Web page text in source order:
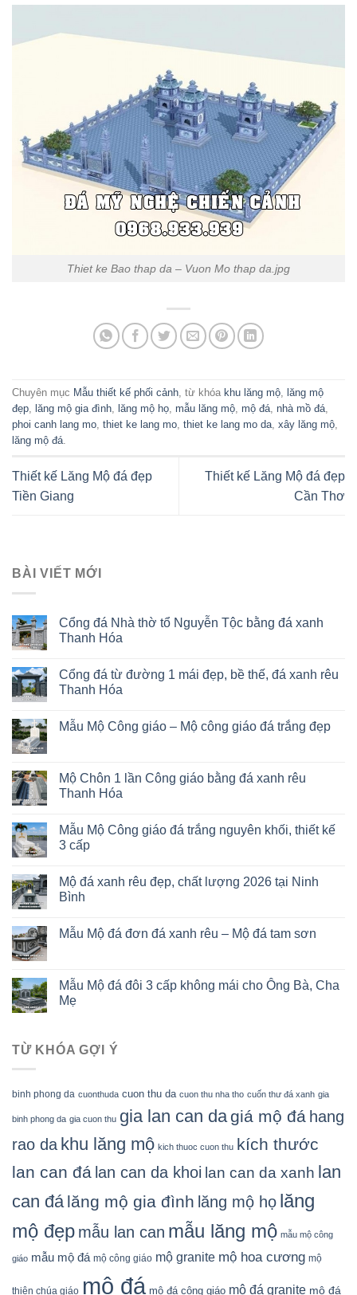
Thiet ke Bao thap da – Vuon Mo thap da.jpg
Chuyên mục Mẫu thiết kế phối cảnh, từ khóa khu lăng mộ, lăng mộ
đẹp, lăng mộ gia đình, lăng mộ họ, mẫu lăng mộ, mộ đá, nhà mồ đá,
phoi canh lang mo, thiet ke lang mo, thiet ke lang mo da, xây lăng mộ,
lăng mộ đá.
Thiết kế Lăng Mộ đá đẹp
Tiền Giang
Thiết kế Lăng Mộ đá đẹp
Cần Thơ
BÀI VIẾT MỚI
Cổng đá Nhà thờ tổ Nguyễn Tộc bằng đá xanh
Thanh Hóa
Cổng đá từ đường 1 mái đẹp, bề thế, đá xanh rêu
Thanh Hóa
Mẫu Mộ Công giáo – Mộ công giáo đá trắng đẹp
Mộ Chôn 1 lần Công giáo bằng đá xanh rêu
Thanh Hóa
Mẫu Mộ Công giáo đá trắng nguyên khối, thiết kế
3 cấp
Mộ đá xanh rêu đẹp, chất lượng 2026 tại Ninh
Bình
Mẫu Mộ đá đơn đá xanh rêu – Mộ đá tam sơn
Mẫu Mộ đá đôi 3 cấp không mái cho Ông Bà, Cha
Mẹ
TỪ KHÓA GỢI Ý
binh phong da cuonthuda cuon thu da cuon thu nha tho cuốn thư đá xanh gia
binh phong da gia cuon thu gia lan can dagiá mộ đá hang
rao da khu lăng mộ kich thuoc cuon thu kích thước
lan can đá lan can da khoi lan can da xanh lan
can đá lăng mộ gia đình lăng mộ họ lăng
mộ đẹp mẫu lan can mẫu lăng mộ mẫu mộ công
giáo mẫu mộ đá mộ công giáo mộ granite mộ hoa cương mộ
thiên chúa giáo mộ đá mộ đá công giáo mộ đá granite mộ đá